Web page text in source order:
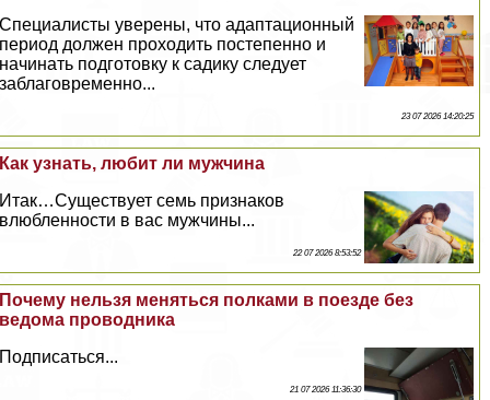
Специалисты уверены, что адаптационный
период должен проходить постепенно и
начинать подготовку к садику следует
заблаговременно...
23 07 2026 14:20:25
Как узнать, любит ли мужчина
Итак…Существует семь признаков
влюбленности в вас мужчины...
22 07 2026 8:53:52
Почему нельзя меняться полками в поезде без
ведома проводника
Подписаться...
21 07 2026 11:36:30